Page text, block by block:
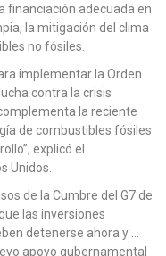
financiación adecuada en
la mitigación del clima
no fósiles.
implementar la Orden
contra la crisis
la reciente
de combustibles fósiles
explicó el
Unidos.
de la Cumbre del G7 de
las inversiones
detenerse ahora y …
apoyo gubernamental